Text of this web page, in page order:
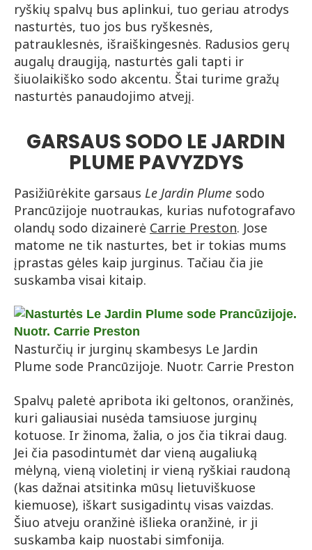
ryškių spalvų bus aplinkui, tuo geriau atrodys
nasturtės, tuo jos bus ryškesnės,
patrauklesnės, išraiškingesnės. Radusios gerų
augalų draugiją, nasturtės gali tapti ir
šiuolaikiško sodo akcentu. Štai turime gražų
nasturtės panaudojimo atvejį.
GARSAUS SODO LE JARDIN
PLUME PAVYZDYS
Pasižiūrėkite garsaus Le Jardin Plume sodo
Prancūzijoje nuotraukas, kurias nufotografavo
olandų sodo dizainerė Carrie Preston. Jose
matome ne tik nasturtes, bet ir tokias mums
įprastas gėles kaip jurginus. Tačiau čia jie
suskamba visai kitaip.
Nasturčių ir jurginų skambesys Le Jardin
Plume sode Prancūzijoje. Nuotr. Carrie Preston
Spalvų paletė apribota iki geltonos, oranžinės,
kuri galiausiai nusėda tamsiuose jurginų
kotuose. Ir žinoma, žalia, o jos čia tikrai daug.
Jei čia pasodintumėt dar vieną augaliuką
mėlyną, vieną violetinį ir vieną ryškiai raudoną
(kas dažnai atsitinka mūsų lietuviškuose
kiemuose), iškart susigadintų visas vaizdas.
Šiuo atveju oranžinė išlieka oranžinė, ir ji
suskamba kaip nuostabi simfonija.